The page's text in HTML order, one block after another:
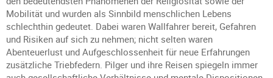
Mobilität und wurden als Sinnbild menschlichen Lebens
schlechthin gedeutet. Dabei waren Wallfahrer bereit, Gefahren
und Risiken auf sich zu nehmen; nicht selten waren
Abenteuerlust und Aufgeschlossenheit für neue Erfahrungen
zusätzliche Triebfedern. Pilger und ihre Reisen spiegeln immer